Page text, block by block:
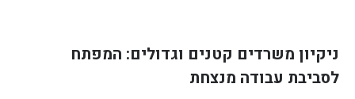
ניקיון משרדים קטנים וגדולים: המפתח
לסביבת עבודה מנצחת